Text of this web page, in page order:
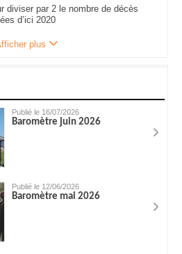
diviser par 2 le nombre de décès
d’ici 2020
plus
Publié le 16/07/2026
Baromètre juin 2026
Publié le 12/06/2026
Baromètre mai 2026